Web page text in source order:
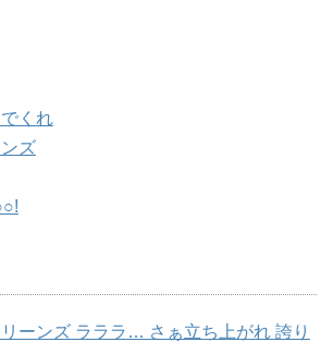
くれ
ズ
ーンズ ラララ… さぁ立ち上がれ 誇り